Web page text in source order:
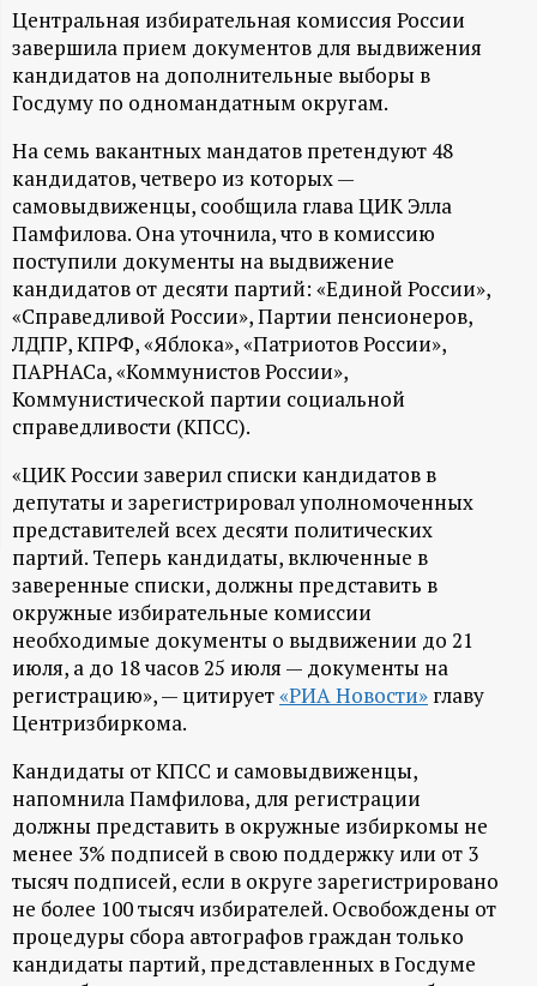
Н
-
и
н
ф
о
р
м
а
ц
и
о
н
н
ы
й
Центральная избирательная комиссия России
завершила прием документов для выдвижения
кандидатов на дополнительные выборы в
Госдуму по одномандатным округам.
На семь вакантных мандатов претендуют 48
кандидатов, четверо из которых —
самовыдвиженцы, сообщила глава ЦИК Элла
Памфилова. Она уточнила, что в комиссию
поступили документы на выдвижение
кандидатов от десяти партий: «Единой России»,
«Справедливой России», Партии пенсионеров,
ЛДПР, КПРФ, «Яблока», «Патриотов России»,
ПАРНАСа, «Коммунистов России»,
Коммунистической партии социальной
справедливости (КПСС).
«ЦИК России заверил списки кандидатов в
депутаты и зарегистрировал уполномоченных
представителей всех десяти политических
партий. Теперь кандидаты, включенные в
заверенные списки, должны представить в
окружные избирательные комиссии
необходимые документы о выдвижении до 21
июля, а до 18 часов 25 июля — документы на
регистрацию», — цитирует«РИА Новости» главу
Центризбиркома.
Кандидаты от КПСС и самовыдвиженцы,
напомнила Памфилова, для регистрации
должны представить в окружные избиркомы не
менее 3% подписей в свою поддержку или от 3
тысяч подписей, если в округе зарегистрировано
не более 100 тысяч избирателей. Освобождены от
процедуры сбора автографов граждан только
кандидаты партий, представленных в Госдуме